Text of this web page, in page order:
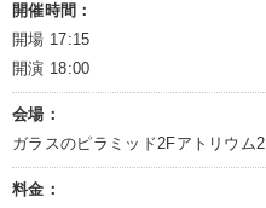
開催時間：
開場 17:15
開演 18:00
会場：
ガラスのピラミッド2Fアトリウム2
料金：